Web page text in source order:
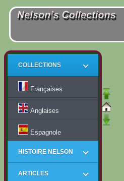
COLLECTIONS
Françaises
Anglaises
Espagnole
HISTOIRE NELSON
ARTICLES